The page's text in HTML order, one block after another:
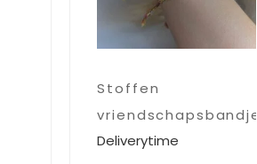
Stoffen
vriendschapsbandje
Capri
Deliverytime